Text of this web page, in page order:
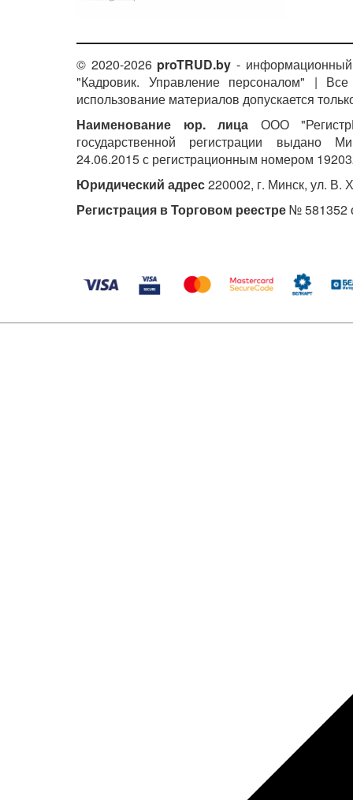
© 2020-2026 proTRUD.by - информационный
"Кадровик. Управление персоналом" |
использование материалов допускается
Наименование юр. лица ООО
государственной регистрации выдано
24.06.2015 с регистрационным номером
Юридический адрес220002, г. Минск, ул. В.
Регистрация в Торговом реестре№ 581352